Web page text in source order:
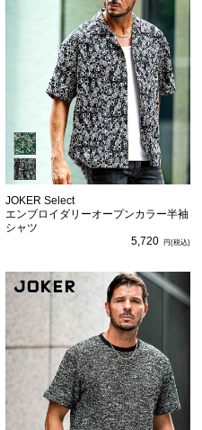
JOKER Select
エンブロイダリーオープンカラー半袖
シャツ
5,720